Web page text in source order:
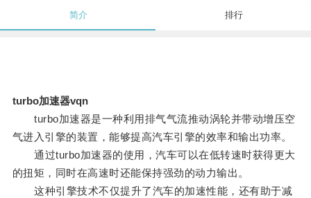
简介 排行
turbo加速器vqn
turbo加速器是一种利用排气气流推动涡轮并带动增压空
气进入引擎的装置，能够提高汽车引擎的效率和输出功率。
通过turbo加速器的使用，汽车可以在低转速时获得更大
的扭矩，同时在高速时还能保持强劲的动力输出。
这种引擎技术不仅提升了汽车的加速性能，还有助于减